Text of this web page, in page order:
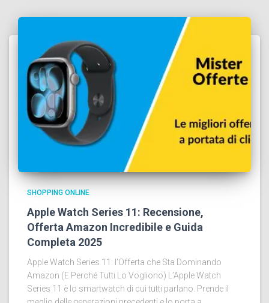
SHOPPING ONLINE
Apple Watch Series 11: Recensione,
Offerta Amazon Incredibile e Guida
Completa 2025
Apple Watch Series 11: l’Offerta che Sta Dominando
Amazon (E Perché Tutti Lo Vogliono) L’Apple Watch
Series 11 è lo smartwatch di cui tutti parlano. Prende il